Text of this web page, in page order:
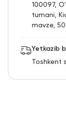
100097,
tumani,
mavze,
Yetkazib
Toshkent